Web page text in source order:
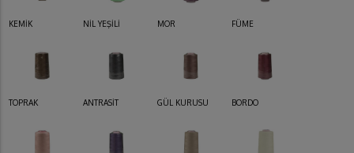
KEMİK NİL YEŞİLİ MOR FÜME
TOPRAK ANTRASİT GÜL KURUSU BORDO